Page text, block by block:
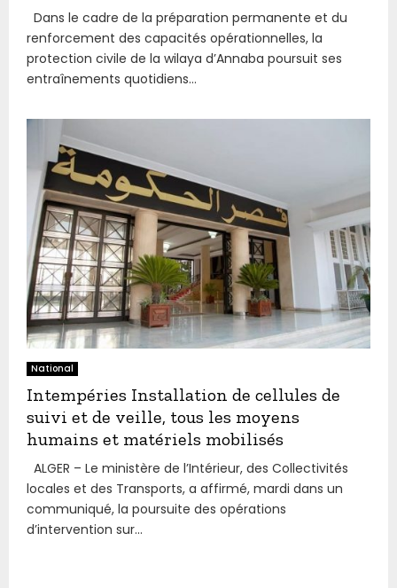
Dans le cadre de la préparation permanente et du
renforcement des capacités opérationnelles, la
protection civile de la wilaya d’Annaba poursuit ses
entraînements quotidiens...
National
Intempéries Installation de cellules de
suivi et de veille, tous les moyens
humains et matériels mobilisés
ALGER – Le ministère de l’Intérieur, des Collectivités
locales et des Transports, a affirmé, mardi dans un
communiqué, la poursuite des opérations
d’intervention sur...